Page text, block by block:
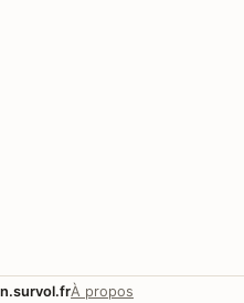
n.survol.frÀ propos